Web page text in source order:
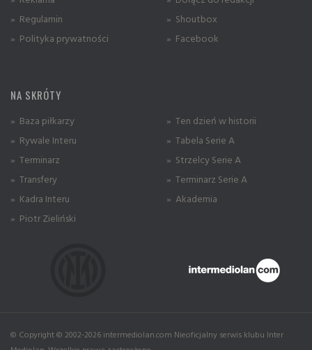
» Regulamin
» Polityka prywatności
» Shoutbox
» Facebook
NA SKRÓTY
» Baza piłkarzy
» Rywale Interu
» Terminarz
» Transfery
» Kadra Interu
» Piotr Zieliński
» Ten dzień w historii
» Tabela Serie A
» Strzelcy Serie A
» Terminarz Serie A
» Akademia
© Copyright © 2002-2026 intermediolan.com Nieoficjalny serwis klubu Inter